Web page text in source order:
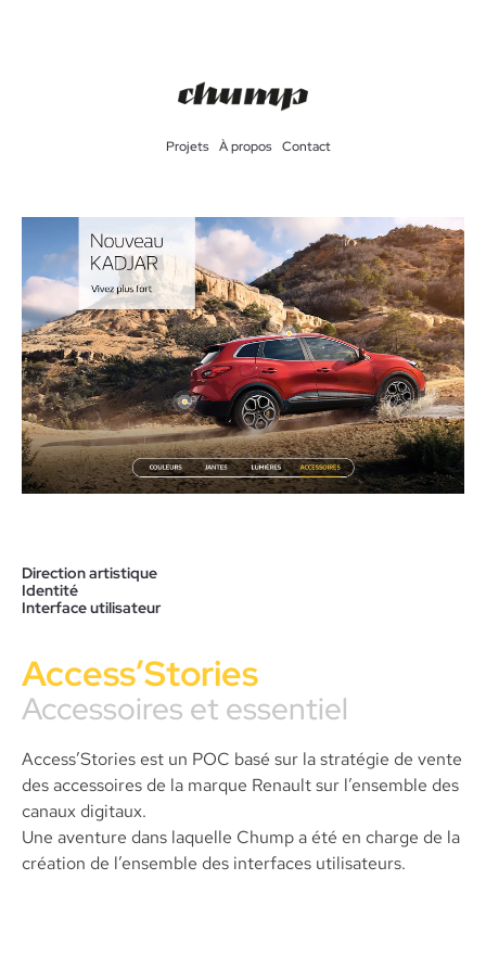
Projets À propos Contact
Direction artistique
Identité
Interface utilisateur
Access’Stories
Accessoires et essentiel
Access’Stories est un POC basé sur la stratégie de vente
des accessoires de la marque Renault sur l’ensemble des
canaux digitaux.
Une aventure dans laquelle Chump a été en charge de la
création de l’ensemble des interfaces utilisateurs.